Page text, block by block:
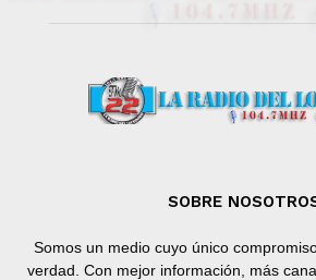
SOBRE
Somos un medio cuyo único
verdad. Con mejor información, más